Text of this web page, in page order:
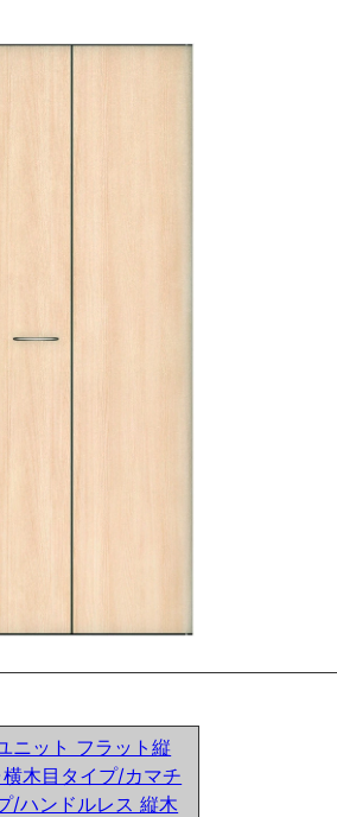
ニット フラット縦
横木目タイプ/カマチ
/ハンドルレス 縦木